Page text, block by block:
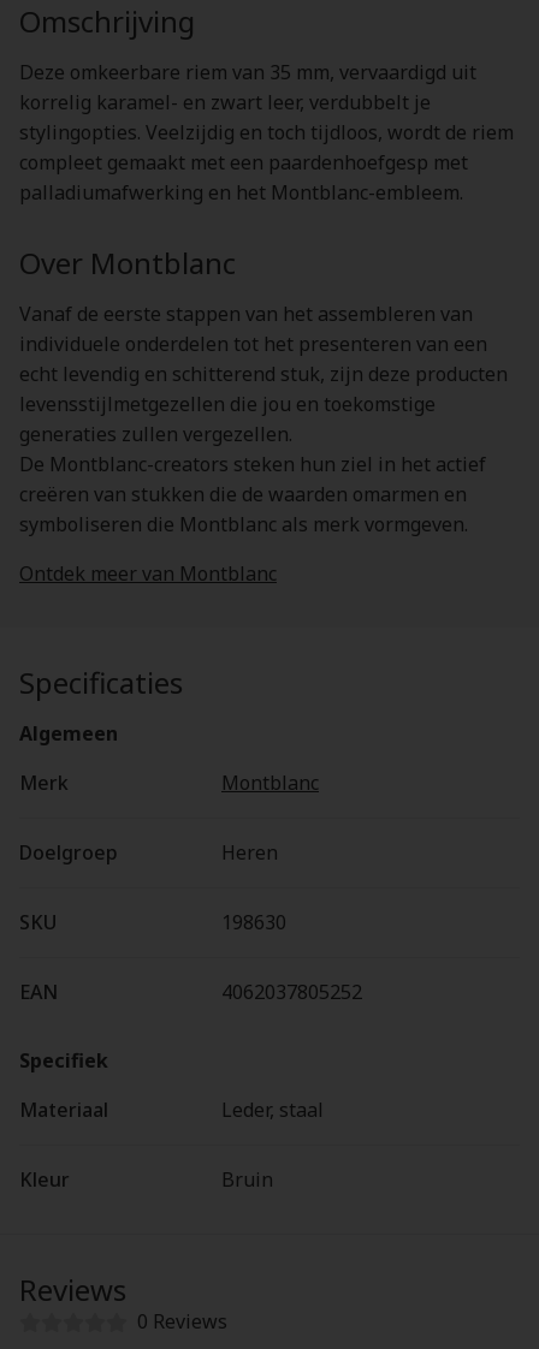
Omschrijving
Deze omkeerbare riem van 35 mm, vervaardigd uit
korrelig karamel- en zwart leer, verdubbelt je
stylingopties. Veelzijdig en toch tijdloos, wordt de riem
compleet gemaakt met een paardenhoefgesp met
palladiumafwerking en het Montblanc-embleem.
Over Montblanc
Vanaf de eerste stappen van het assembleren van
individuele onderdelen tot het presenteren van een
echt levendig en schitterend stuk, zijn deze producten
levensstijlmetgezellen die jou en toekomstige
generaties zullen vergezellen.
De Montblanc-creators steken hun ziel in het actief
creëren van stukken die de waarden omarmen en
symboliseren die Montblanc als merk vormgeven.
Ontdek meer van Montblanc
Specificaties
Algemeen
Merk
Montblanc
Doelgroep Heren
SKU 198630
EAN 4062037805252
Specifiek
Materiaal
Leder, staal
Kleur Bruin
Reviews
0 Reviews